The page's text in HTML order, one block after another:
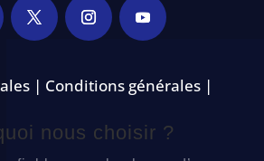
| Conditions générales |
nous choisir ?